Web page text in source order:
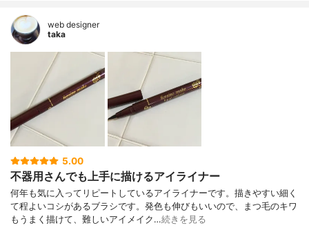
web designer
taka
5.00
不器用さんでも上手に描けるアイライナー
何年も気に入ってリピートしているアイライナーです。描きやすい細く
て程よいコシがあるブラシです。発色も伸びもいいので、まつ毛のキワ
もうまく描けて、難しいアイメイク…続きを見る